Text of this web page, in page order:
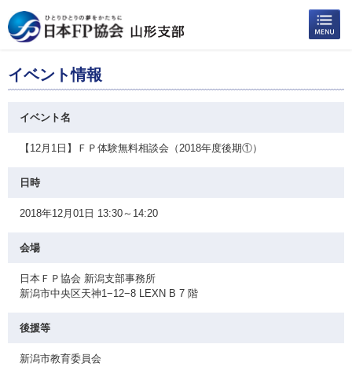
イベント情報
イベント名
【12月1日】ＦＰ体験無料相談会（2018年度後期①）
日時
2018年12月01日 13:30～14:20
会場
日本ＦＰ協会 新潟支部事務所
新潟市中央区天神1−12−8 LEXN B 7 階
後援等
新潟市教育委員会